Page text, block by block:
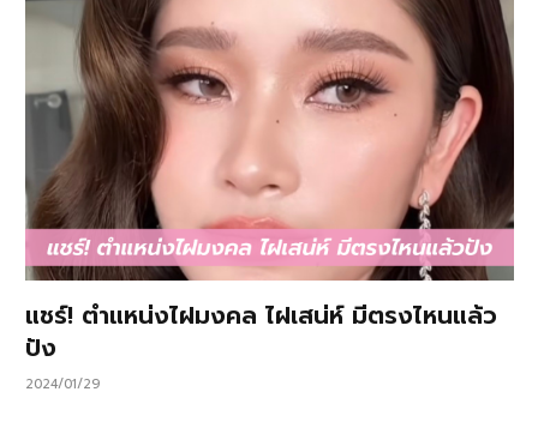
แชร์! ตำแหน่งไฝมงคล ไฝเสน่ห์ มีตรงไหนแล้ว
ปัง
2024/01/29